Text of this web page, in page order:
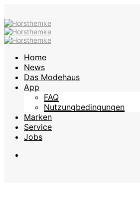
Home
News
Das Modehaus
App
FAQ
Nutzungbedingungen
Marken
Service
Jobs